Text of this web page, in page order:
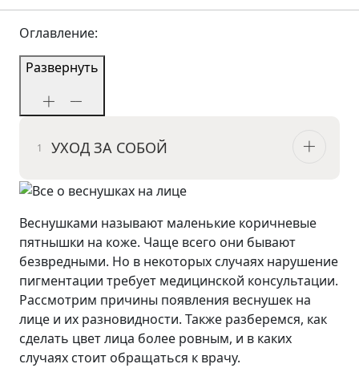
Оглавление:
Развернуть
УХОД ЗА СОБОЙ
Веснушками называют маленькие коричневые
пятнышки на коже. Чаще всего они бывают
безвредными. Но в некоторых случаях нарушение
пигментации требует медицинской консультации.
Рассмотрим причины появления веснушек на
лице и их разновидности. Также разберемся, как
сделать цвет лица более ровным, и в каких
случаях стоит обращаться к врачу.